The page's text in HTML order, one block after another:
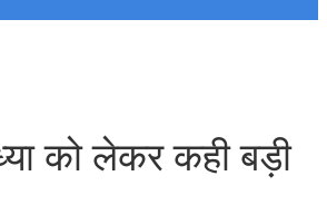
को लेकर कही बड़ी